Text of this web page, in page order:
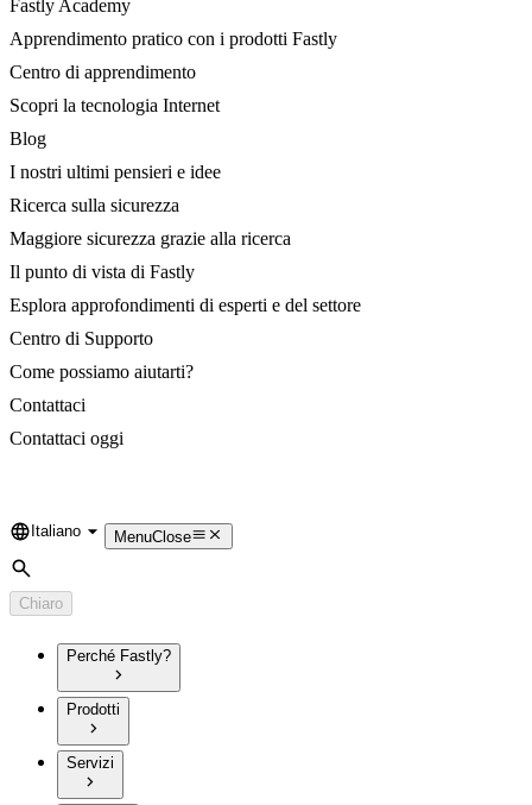
Fastly Academy
Apprendimento pratico con i prodotti Fastly
Centro di apprendimento
Scopri la tecnologia Internet
Blog
I nostri ultimi pensieri e idee
Ricerca sulla sicurezza
Maggiore sicurezza grazie alla ricerca
Il punto di vista di Fastly
Esplora approfondimenti di esperti e del settore
Centro di Supporto
Come possiamo aiutarti?
Contattaci
Contattaci oggi
Language
Italiano MenuClose
Cerca
Chiaro
Perché Fastly?
Prodotti
Servizi